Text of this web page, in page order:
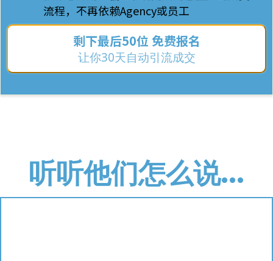
流程，不再依赖Agency或员工
剩下最后50位 免费报名
让你30天自动引流成交
听听他们怎么说...